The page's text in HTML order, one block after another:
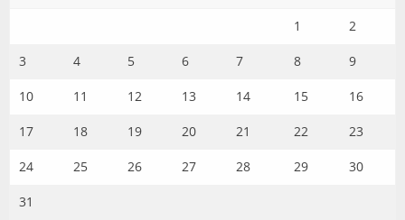
1 2
3 4 5 6 7 8 9
10 11 12 13 14 15 16
17 18 19 20 21 22 23
24 25 26 27 28 29 30
31